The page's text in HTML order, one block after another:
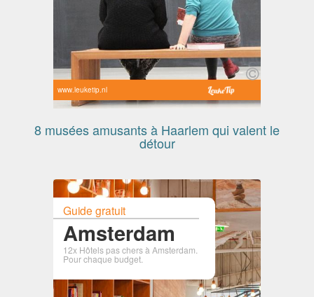
www.leuketip.nl
8 musées amusants à Haarlem qui valent le
détour
Guide gratuit
Amsterdam
12x Hôtels pas chers à Amsterdam.
Pour chaque budget.